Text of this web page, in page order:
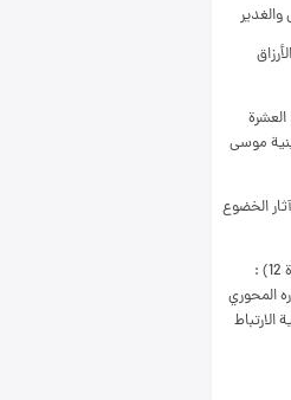
183) : الأرزاق
(المحاضرة 202) : العشرة
موسى
(المحاضرة 137) : آثار الخضوع
المرأة والأسرة - طهران (المحاضرة 12) :
المحوري
الارتباط